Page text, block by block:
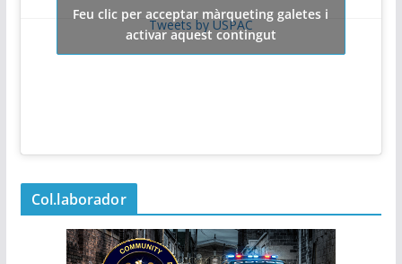
Tweets by USPAC
Feu clic per acceptar màrqueting galetes i
activar aquest contingut
Col.laborador